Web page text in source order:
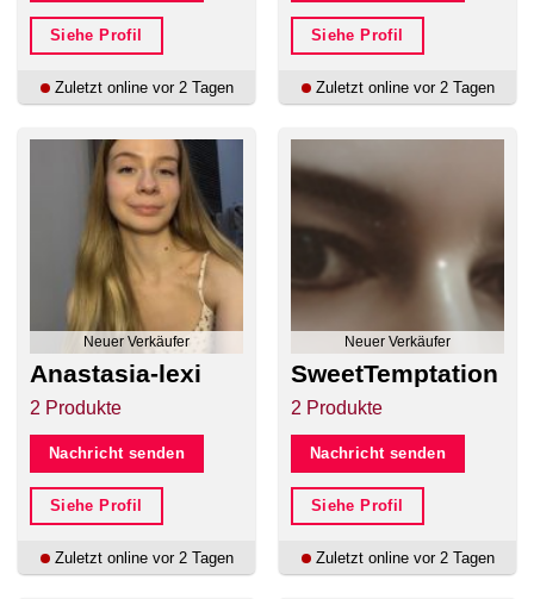
Siehe Profil
Zuletzt online vor 2 Tagen
Siehe Profil
Zuletzt online vor 2 Tagen
Neuer Verkäufer
Anastasia-lexi
2 Produkte
Nachricht senden
Siehe Profil
Zuletzt online vor 2 Tagen
Neuer Verkäufer
SweetTemptation
2 Produkte
Nachricht senden
Siehe Profil
Zuletzt online vor 2 Tagen